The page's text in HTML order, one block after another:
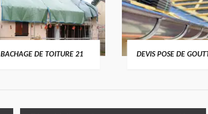
BACHAGE DE TOITURE 21 DEVIS POSE DE